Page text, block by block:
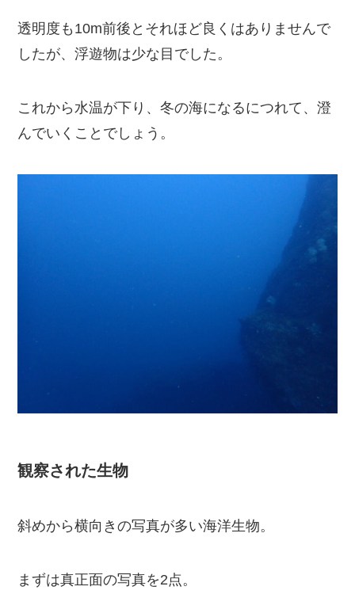
透明度も10m前後とそれほど良くはありませんで
したが、浮遊物は少な目でした。
これから水温が下り、冬の海になるにつれて、澄
んでいくことでしょう。
観察された生物
斜めから横向きの写真が多い海洋生物。
まずは真正面の写真を2点。